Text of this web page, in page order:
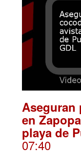
Aseguran
en
playa de
07:40